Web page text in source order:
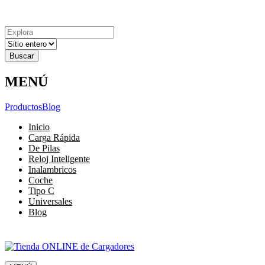
Resultados
para
MENÚ
ProductosBlog
Inicio
Carga Rápida
De Pilas
Reloj Inteligente
Inalambricos
Coche
Tipo C
Universales
Blog